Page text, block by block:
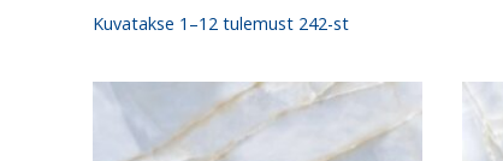
Kuvatakse 1–12 tulemust 242-stSorditud